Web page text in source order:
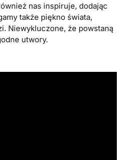
nas inspiruje, dodając
także piękno świata,
Niewykluczone, że powstaną
utwory.